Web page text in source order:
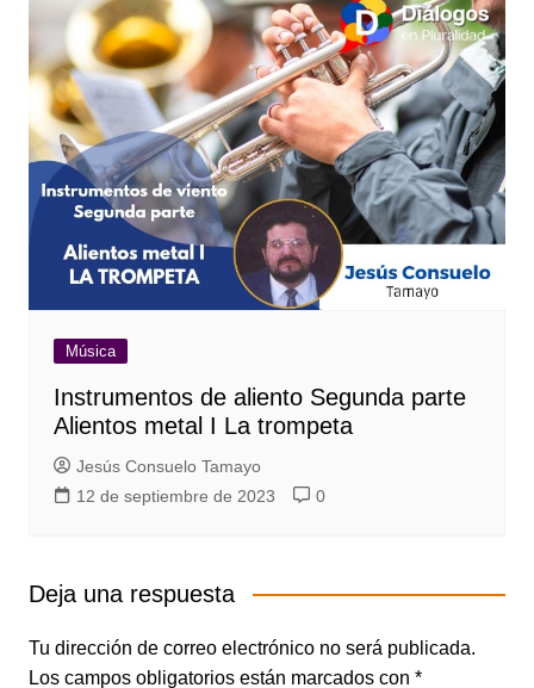
Música
Instrumentos de aliento Segunda parte
Alientos metal I La trompeta
Jesús Consuelo Tamayo
12 de septiembre de 2023
0
Deja una respuesta
Tu dirección de correo electrónico no será publicada.
Los campos obligatorios están marcados con *